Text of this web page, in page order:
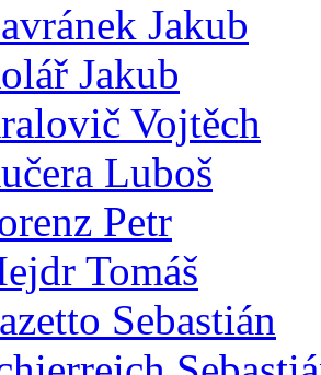
Jakub
Jakub
Vojtěch
Luboš
Petr
Tomáš
Sebastián